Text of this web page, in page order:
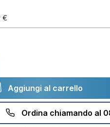
Aggiungi al carrello
Ordina chiamando al